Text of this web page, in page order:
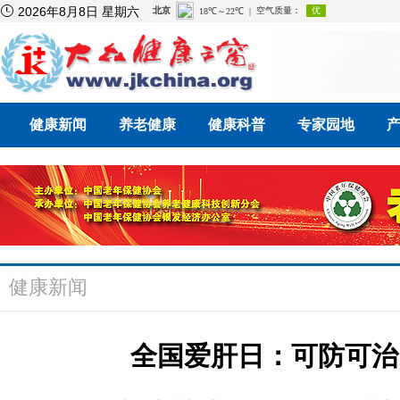
 2026年8月8日 星期六
健康新闻 养老健康 健康科普 专家园地
健康新闻
全国爱肝日：可防可